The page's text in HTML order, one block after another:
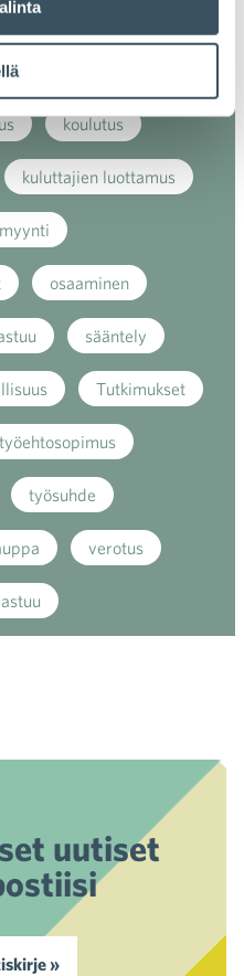
koulutus
kuluttajien luottamus
myynti
osaaminen
sääntely
Tutkimukset
työehtosopimus
työsuhde
verotus
uutiset
»